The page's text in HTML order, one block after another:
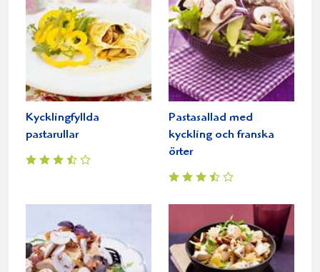
Kycklingfyllda
pastarullar
Pastasallad med
kyckling och franska
örter